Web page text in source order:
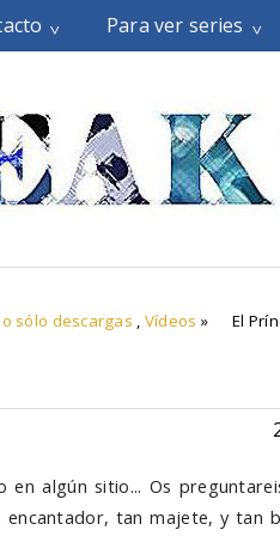
Para ver series
sólo descargas , Vídeos » El
en algún sitio... Os
tan majete, y tan